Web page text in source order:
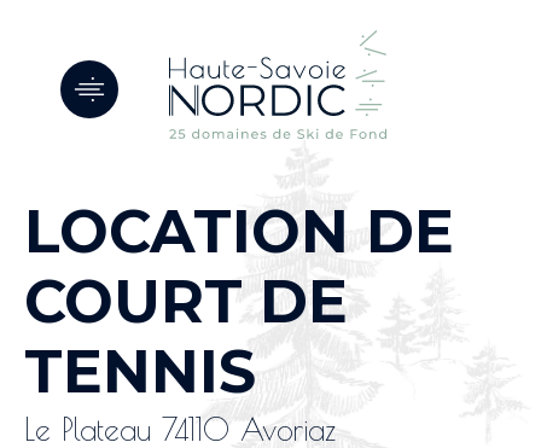
LOCATION DE
COURT DE
TENNIS
Le Plateau 74110 Avoriaz